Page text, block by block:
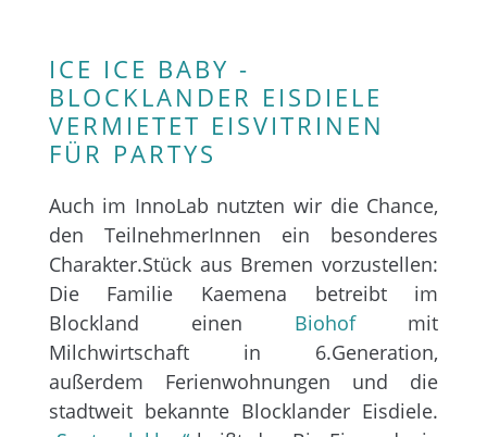
ICE ICE BABY -
BLOCKLANDER EISDIELE
VERMIETET EISVITRINEN
FÜR PARTYS
Auch im InnoLab nutzten wir die Chance,
den TeilnehmerInnen ein besonderes
Charakter.Stück aus Bremen vorzustellen:
Die Familie Kaemena betreibt im
Blockland einen Biohofmit
Milchwirtschaft in 6.Generation,
außerdem Ferienwohnungen und die
stadtweit bekannte Blocklander Eisdiele.